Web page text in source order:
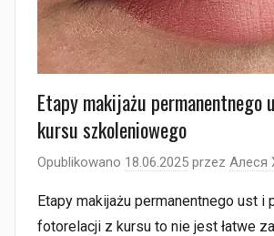
Etapy makijażu permanentnego
kursu szkoleniowego
Opublikowano 18.06.2025 przez Алеся
Etapy makijażu permanentnego ust i
fotorelacji z kursu to nie jest łatwe